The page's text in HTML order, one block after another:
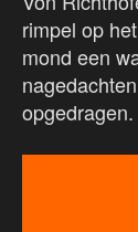
rimpel op
mond een
opgedragen.